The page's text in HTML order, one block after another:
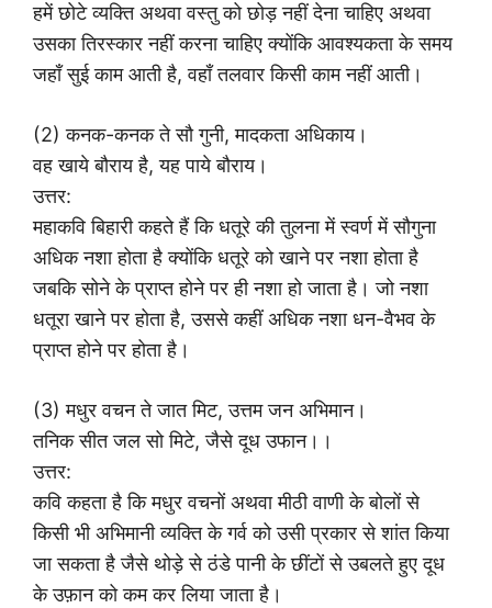
हमें छोटे व्यक्ति अथवा वस्तु को छोड़ नहीं देना चाहिए अथवा
उसका तिरस्कार नहीं करना चाहिए क्योंकि आवश्यकता के समय
जहाँ सुई काम आती है, वहाँ तलवार किसी काम नहीं आती।
(2) कनक-कनक ते सौ गुनी, मादकता अधिकाय।
वह खाये बौराय है, यह पाये बौराय।
उत्तर:
महाकवि बिहारी कहते हैं कि धतूरे की तुलना में स्वर्ण में सौगुना
अधिक नशा होता है क्योंकि धतूरे को खाने पर नशा होता है
जबकि सोने के प्राप्त होने पर ही नशा हो जाता है। जो नशा
धतूरा खाने पर होता है, उससे कहीं अधिक नशा धन-वैभव के
प्राप्त होने पर होता है।
(3) मधुर वचन ते जात मिट, उत्तम जन अभिमान।
तनिक सीत जल सो मिटे, जैसे दूध उफान।।
उत्तर:
कवि कहता है कि मधुर वचनों अथवा मीठी वाणी के बोलों से
किसी भी अभिमानी व्यक्ति के गर्व को उसी प्रकार से शांत किया
जा सकता है जैसे थोड़े से ठंडे पानी के छींटों से उबलते हुए दूध
के उफ़ान को कम कर लिया जाता है।